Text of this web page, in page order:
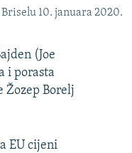
10. januara 2020.
(Joe
i porasta
Žozep Borelj
EU cijeni